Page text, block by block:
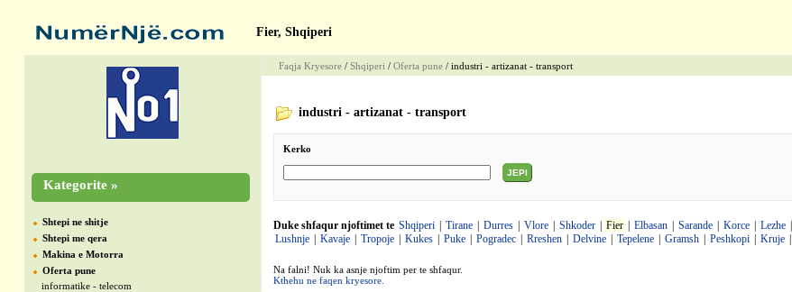
Fier, Shqiperi
Kategorite »
Shtepi ne shitje
Shtepi me qera
Makina e Motorra
Oferta pune
informatike - telecom
Faqja Kryesore / Shqiperi / Oferta pune / industri - artizanat - transport
industri - artizanat - transport
Kerko
JEPI
Duke shfaqur njoftimet te Shqiperi Tirane Durres Vlore Shkoder Fier Elbasan Sarande Korce Lezhe
Lushnje
Kavaje Tropoje Kukes Puke Pogradec Rreshen Delvine Tepelene Gramsh Peshkopi Kruje
Na falni! Nuk ka asnje njoftim per te shfaqur.
Kthehu ne faqen kryesore.